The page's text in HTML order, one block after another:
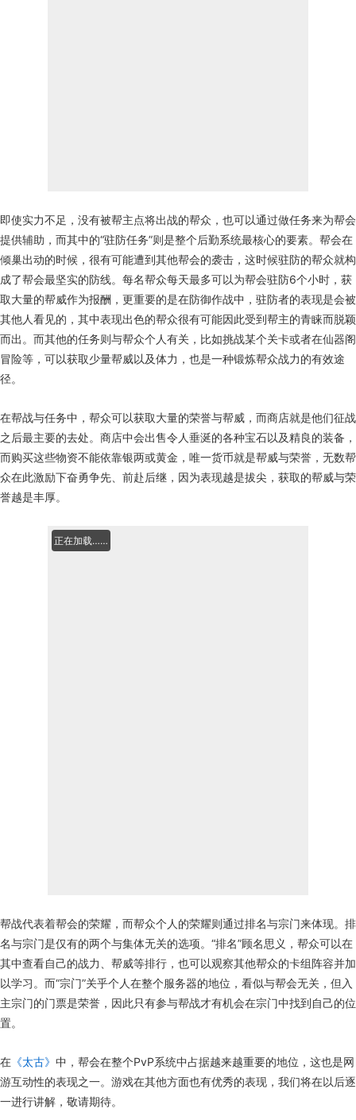
即使实力不足，没有被帮主点将出战的帮众，也可以通过做任务来为帮会
提供辅助，而其中的“驻防任务”则是整个后勤系统最核心的要素。帮会在
倾巢出动的时候，很有可能遭到其他帮会的袭击，这时候驻防的帮众就构
成了帮会最坚实的防线。每名帮众每天最多可以为帮会驻防6个小时，获
取大量的帮威作为报酬，更重要的是在防御作战中，驻防者的表现是会被
其他人看见的，其中表现出色的帮众很有可能因此受到帮主的青睐而脱颖
而出。而其他的任务则与帮众个人有关，比如挑战某个关卡或者在仙器阁
冒险等，可以获取少量帮威以及体力，也是一种锻炼帮众战力的有效途
径。
在帮战与任务中，帮众可以获取大量的荣誉与帮威，而商店就是他们征战
之后最主要的去处。商店中会出售令人垂涎的各种宝石以及精良的装备，
而购买这些物资不能依靠银两或黄金，唯一货币就是帮威与荣誉，无数帮
众在此激励下奋勇争先、前赴后继，因为表现越是拔尖，获取的帮威与荣
誉越是丰厚。
正在加载……
帮战代表着帮会的荣耀，而帮众个人的荣耀则通过排名与宗门来体现。排
名与宗门是仅有的两个与集体无关的选项。“排名”顾名思义，帮众可以在
其中查看自己的战力、帮威等排行，也可以观察其他帮众的卡组阵容并加
以学习。而“宗门”关乎个人在整个服务器的地位，看似与帮会无关，但入
主宗门的门票是荣誉，因此只有参与帮战才有机会在宗门中找到自己的位
置。
在 《太古》 中，帮会在整个PvP系统中占据越来越重要的地位，这也是网
游互动性的表现之一。游戏在其他方面也有优秀的表现，我们将在以后逐
一进行讲解，敬请期待。